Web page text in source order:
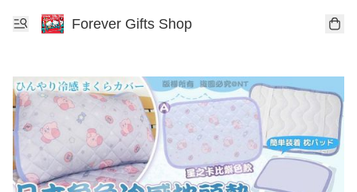
Forever Gifts Shop